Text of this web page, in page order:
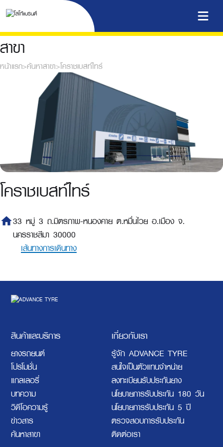
สาขา
หน้าแรก>ค้นหาสาขา>โคราชเบสท์ไทร์
โคราชเบสท์ไทร์
home33 หมู่ 3 ถ.มิตรภาพ-หนองคาย ต.หมื่นไวย อ.เมือง จ.
นครราชสีมา 30000
เส้นทางการเดินทาง
สินค้าและบริการ
ยางรถยนต์
โปรโมชั่น
แกลเลอรี่
บทความ
วิดีโอความรู้
ข่าวสาร
ค้นหาสาขา
เกี่ยวกับเรา
รู้จัก ADVANCE TYRE
สนใจเป็นตัวแทนจำหน่าย
ลงทะเบียนรับประกันยาง
นโยบายการรับประกัน 180 วัน
นโยบายการรับประกัน 5 ปี
ตรวจสอบการรับประกัน
ติดต่อเรา